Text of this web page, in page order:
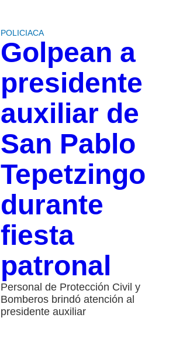
POLICIACA
Golpean a
presidente
auxiliar de
San Pablo
Tepetzingo
durante
fiesta
patronal
Personal de Protección Civil y
Bomberos brindó atención al
presidente auxiliar